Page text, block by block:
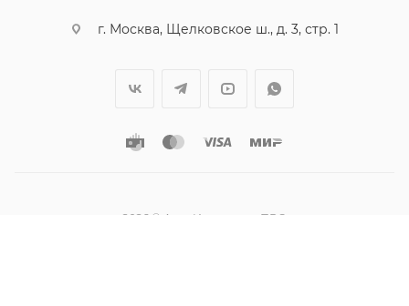
г. Москва, Щелковское ш., д. 3, стр. 1
2026 © АльпИндустрия-ПРО